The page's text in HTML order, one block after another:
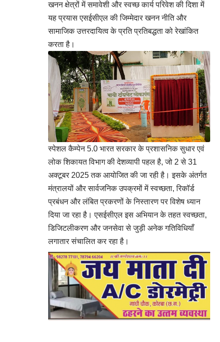
खनन क्षेत्रों में समावेशी और स्वच्छ कार्य परिवेश की दिशा में
यह प्रयास एसईसीएल की जिम्मेदार खनन नीति और
सामाजिक उत्तरदायित्व के प्रति प्रतिबद्धता को रेखांकित
करता है।
स्पेशल कैम्पेन 5.0 भारत सरकार के प्रशासनिक सुधार एवं
लोक शिकायत विभाग की देशव्यापी पहल है, जो 2 से 31
अक्टूबर 2025 तक आयोजित की जा रही है। इसके अंतर्गत
मंत्रालयों और सार्वजनिक उपक्रमों में स्वच्छता, रिकॉर्ड
प्रबंधन और लंबित प्रकरणों के निस्तारण पर विशेष ध्यान
दिया जा रहा है। एसईसीएल इस अभियान के तहत स्वच्छता,
डिजिटलीकरण और जनसेवा से जुड़ी अनेक गतिविधियाँ
लगातार संचालित कर रहा है।